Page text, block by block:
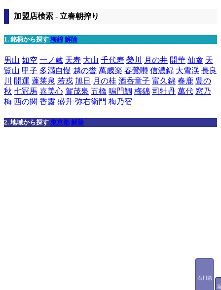
加盟店検索 - 立春朝搾り
1. 銘柄から探す 梅錦 解除
男山 如空 一ノ蔵 天寿 大山 千代寿 榮川 月の井 開華 仙禽 天
覧山 甲子 多満自慢 越の誉 萬歳楽 春鶯囀 信濃錦 大雪渓 長良
川
開運 蓬莱泉 若戎 旭日 月の桂 酒呑童子 富久錦 春鹿 豊の
秋 七冠馬 嘉美心 賀茂泉 五橋 鳴門鯛 梅錦 司牡丹 萬代 窓乃
梅 西の関 香露 盛升 弥右衛門 梅乃宿
2. 地域から探す 東京都 解除
石川県